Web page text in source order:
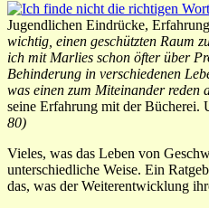
Jugendlichen Eindrücke,
wichtig, einen geschützten Raum
ich mit Marlies schon öfter über
Behinderung in verschiedenen
was einen zum Miteinander reden
seine Erfahrung mit der Bücherei.
80)
Vieles, was das Leben von
unterschiedliche Weise. Ein
das, was der Weiterentwicklung